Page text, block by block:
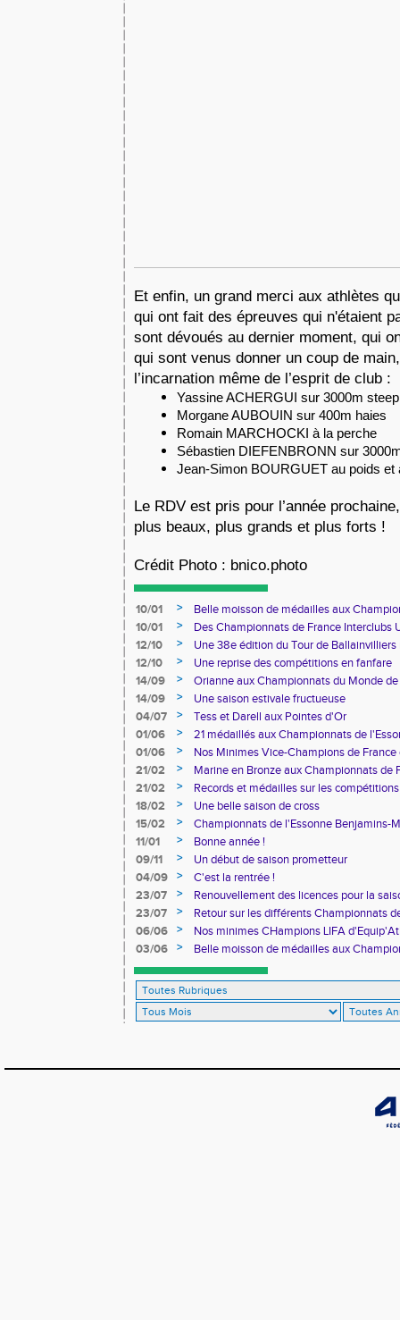
Et enfin, un grand merci aux athlètes
qui ont fait des épreuves qui n'étaient
sont dévoués au dernier moment, qui
qui sont venus donner un coup de
l’incarnation même de l’esprit de club :
Yassine ACHERGUI sur 3000m
Morgane AUBOUIN sur 400m haies
Romain MARCHOCKI à la perche
Sébastien DIEFENBRONN sur
Jean-Simon BOURGUET au poids et
Le RDV est pris pour l’année
plus beaux, plus grands et plus forts !
Crédit Photo : bnico.photo
10/01 >
Belle moisson de médailles aux
10/01
>
Des Championnats de France Interclubs
France de Marathon Marche en passant
12/10 >
Une 38e édition du Tour de Ballainvilliers
12/10
>
Une reprise des compétitions en fanfare
14/09
>
Orianne aux Championnats du Monde
14/09
>
Une saison estivale fructueuse
04/07
>
Tess et Darell aux Pointes d'Or
01/06
>
21 médaillés aux Championnats de
01/06
>
Nos Minimes Vice-Champions de
21/02
>
Marine en Bronze aux Championnats de
21/02
>
Records et médailles sur les
18/02
>
Une belle saison de cross
15/02
>
Championnats de l'Essonne Benjamins-
11/01
>
Bonne année !
09/11
>
Un début de saison prometteur
04/09
>
C'est la rentrée !
23/07
>
Renouvellement des licences pour la
23/07
>
Retour sur les différents Championnats
06/06
>
Nos minimes CHampions LIFA
03/06
> Belle moisson de médailles aux